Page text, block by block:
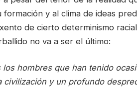
formación y al clima de ideas
de cierto determinismo
no va a ser el último:
hombres que han tenido
civilización y un profundo